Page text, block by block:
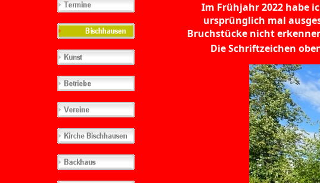
Im Frühjahr 2022 habe
ursprünglich mal
Bruchstücke nicht
Die Schriftzeichen